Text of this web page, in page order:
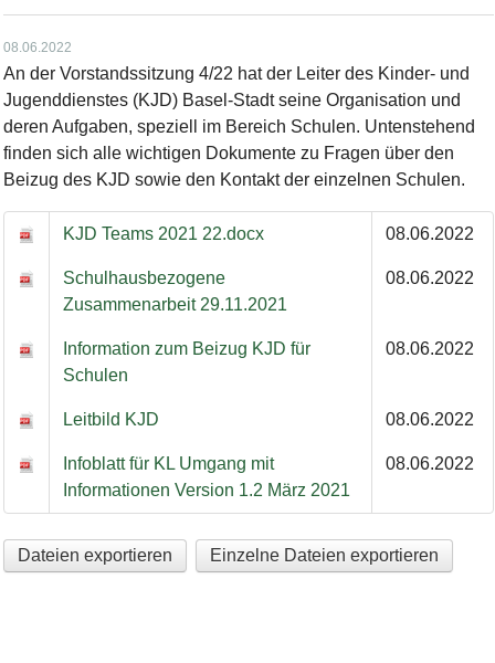
08.06.2022
An der Vorstandssitzung 4/22 hat der Leiter des Kinder- und
Jugenddienstes (KJD) Basel-Stadt seine Organisation und
deren Aufgaben, speziell im Bereich Schulen. Untenstehend
finden sich alle wichtigen Dokumente zu Fragen über den
Beizug des KJD sowie den Kontakt der einzelnen Schulen.
KJD Teams 2021 22.docx 08.06.2022
Schulhausbezogene
Zusammenarbeit 29.11.2021
08.06.2022
Information zum Beizug KJD für
Schulen
08.06.2022
Leitbild KJD 08.06.2022
Infoblatt für KL Umgang mit
Informationen Version 1.2 März 2021
08.06.2022
Dateien exportieren Einzelne Dateien exportieren